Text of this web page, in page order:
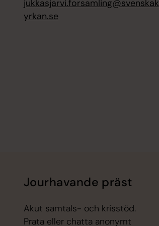
jukkasjarvi.forsamling@svenskak
yrkan.se
Jourhavande präst
Akut samtals- och krisstöd.
Prata eller chatta anonymt